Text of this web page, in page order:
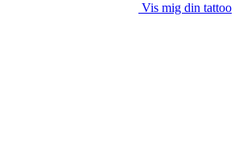
Vis mig din tattoo